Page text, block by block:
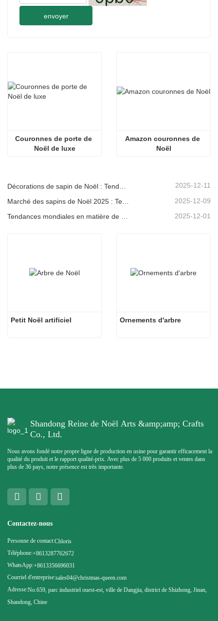
envoyer
Couronnes de porte de
Noël de luxe
Amazon couronnes de
Noël
2025-12-11
2025-12-09
2025-12-01
Petit Noël artificiel Ornements d'arbre
Shandong Reine de Noël Arts &amp;amp; Crafts
Co., Ltd.
Nous avons fondé notre propre ligne de production en usine pour garantir efficacement la
qualité du produit et le rapport qualité-prix. Avec plus de 5 000 produits et ventes dans
plus de 36 pays, notre présence est très importante.
Contactez-nous
Personne de contact:Chloris
Téléphone:+8613287762672
WhatsApp:+8613356696031
Courriel d'entreprise:sales04@christmas-queen.com
Adresse:No.659, parc industriel ouest-est, ville de Dangjia, district de Shizhong, Jinan,
Shandong, Chine